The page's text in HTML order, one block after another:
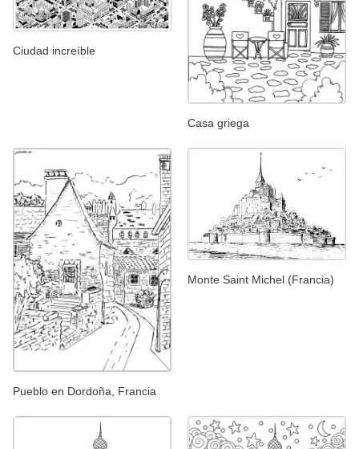
Ciudad increíble
Casa griega
Pueblo en Dordoña, Francia
Monte Saint Michel (Francia)